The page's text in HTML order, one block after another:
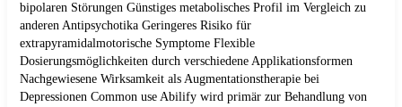
bipolaren Störungen Günstiges metabolisches Profil im Vergleich zu
anderen Antipsychotika Geringeres Risiko für
extrapyramidalmotorische Symptome Flexible
Dosierungsmöglichkeiten durch verschiedene Applikationsformen
Nachgewiesene Wirksamkeit als Augmentationstherapie bei
Depressionen Common use Abilify wird primär zur Behandlung von